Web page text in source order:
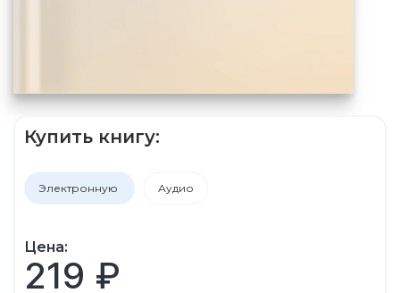
Купить книгу:
Электронную Аудио
Цена:
219 ₽